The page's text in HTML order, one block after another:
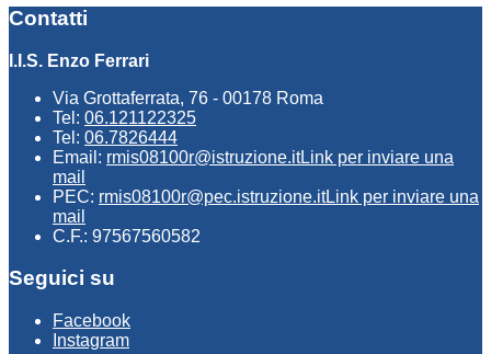
Contatti
I.I.S. Enzo Ferrari
Via Grottaferrata, 76 - 00178 Roma
Tel: 06.121122325
Tel: 06.7826444
Email: rmis08100r@istruzione.itLink per inviare una
mail
PEC: rmis08100r@pec.istruzione.itLink per inviare una
mail
C.F.: 97567560582
Seguici su
Facebook
Instagram